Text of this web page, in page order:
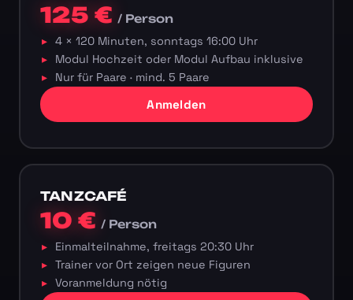
125 €/ Person
4 × 120 Minuten, sonntags 16:00 Uhr
Modul Hochzeit oder Modul Aufbau inklusive
Nur für Paare · mind. 5 Paare
Anmelden
TANZCAFÉ
10 €/ Person
Einmalteilnahme, freitags 20:30 Uhr
Trainer vor Ort zeigen neue Figuren
Voranmeldung nötig